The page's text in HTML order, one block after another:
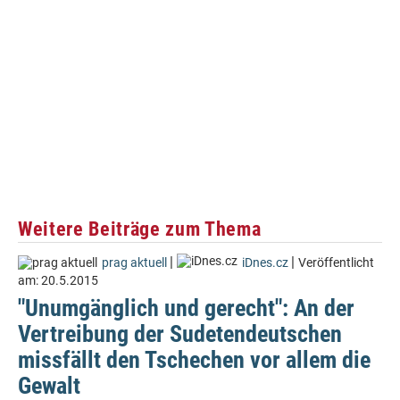
Weitere Beiträge zum Thema
prag aktuell | iDnes.cz | Veröffentlicht
am:20.5.2015
"Unumgänglich und gerecht": An der
Vertreibung der Sudetendeutschen
missfällt den Tschechen vor allem die
Gewalt